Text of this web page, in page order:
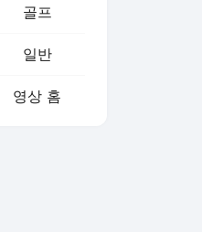
골프
일반
영상 홈